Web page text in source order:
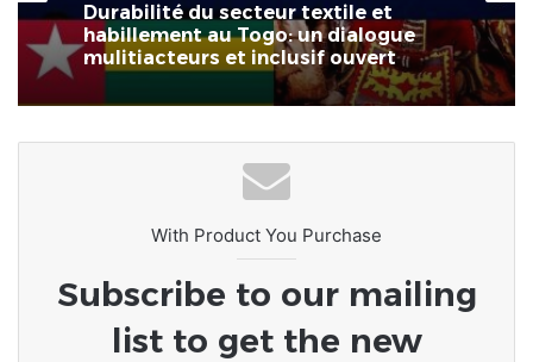
Durabilité du secteur textile et
habillement au Togo: un dialogue
mulitiacteurs et inclusif ouvert
With Product You Purchase
Subscribe to our mailing
list to get the new